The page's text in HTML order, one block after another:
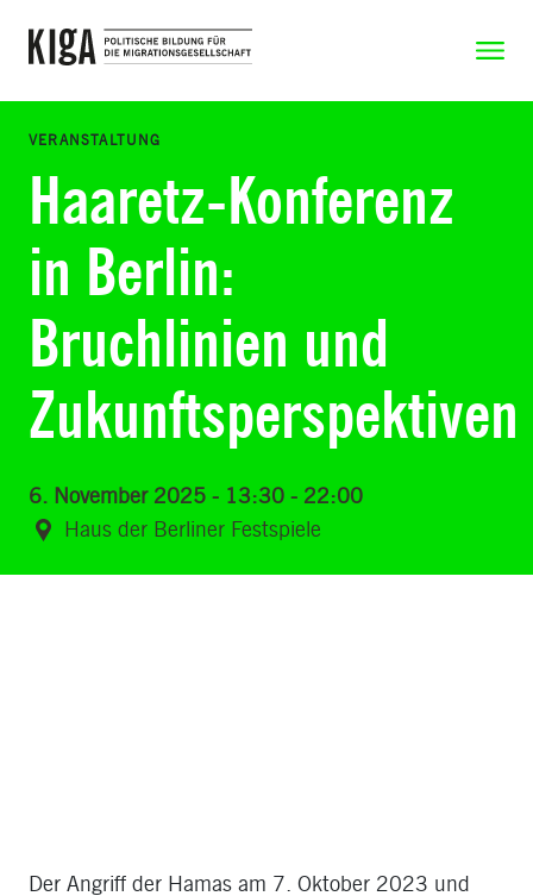
Zeige
VERANSTALTUNG
Haaretz-Konferenz
in Berlin:
Bruchlinien und
Zukunftsperspektiven
6. November 2025 - 13:30 - 22:00
Haus der Berliner Festspiele
Der Angriff der Hamas am 7. Oktober 2023 und